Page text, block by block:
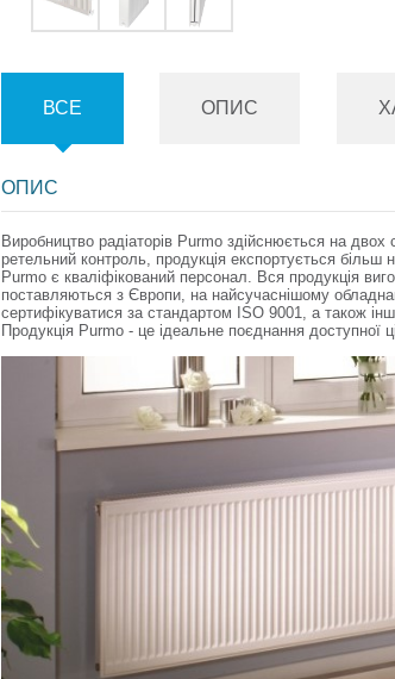
ВСЕ ОПИС
ОПИС
Виробництво радіаторів Purmo здійснюється на
ретельний контроль, продукція експортується більш
Purmo є кваліфікований персонал. Вся продукція
поставляються з Європи, на найсучаснішому
сертифікуватися за стандартом ISO 9001, а також
Продукція Purmo - це ідеальне поєднання доступної